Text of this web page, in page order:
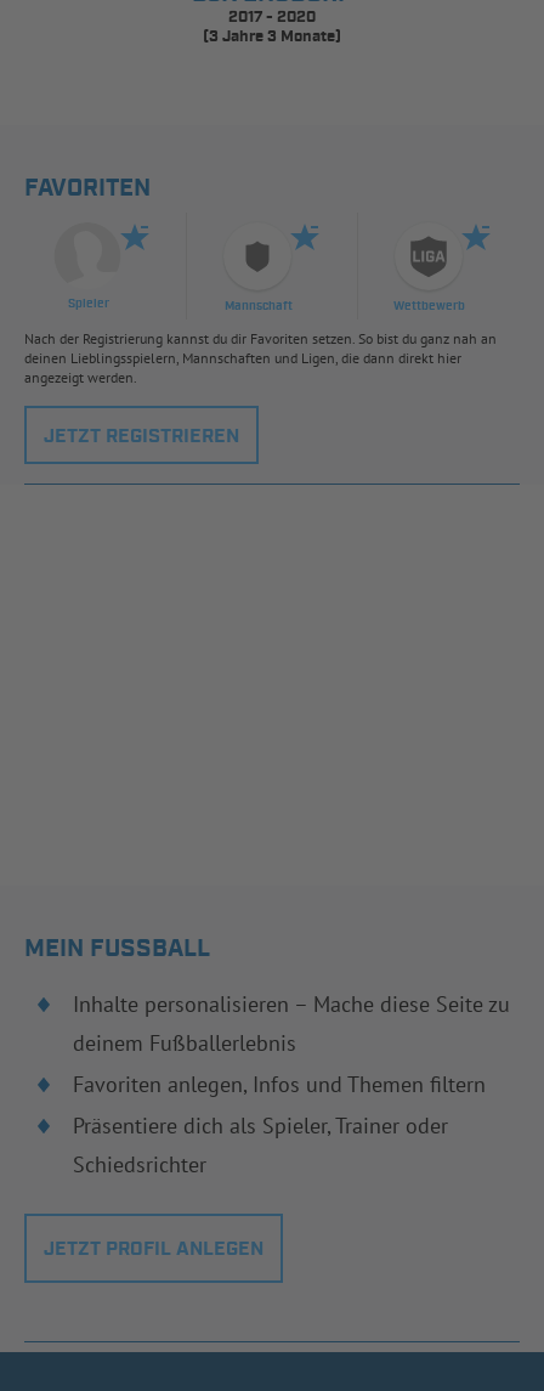
2017 - 2020
(3 Jahre 3 Monate)
FAVORITEN
Spieler Mannschaft Wettbewerb
Nach der Registrierung kannst du dir Favoriten setzen. So bist du ganz nah an
deinen Lieblingsspielern, Mannschaften und Ligen, die dann direkt hier
angezeigt werden.
JETZT REGISTRIEREN
MEIN FUSSBALL
Inhalte personalisieren – Mache diese Seite zu
deinem Fußballerlebnis
Favoriten anlegen, Infos und Themen filtern
Präsentiere dich als Spieler, Trainer oder
Schiedsrichter
JETZT PROFIL ANLEGEN